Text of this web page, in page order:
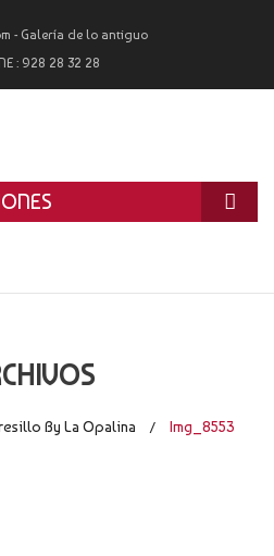
- Galería de lo antiguo
: 928 28 32 28
By La Opalina / Img_8553